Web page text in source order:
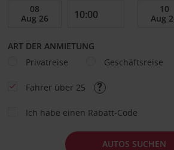
ART DER ANMIETUNG
Privatreise
Geschäftsreise
Fahrer über 25
Ich habe einen Rabatt-Code
AUTOS SUCHEN